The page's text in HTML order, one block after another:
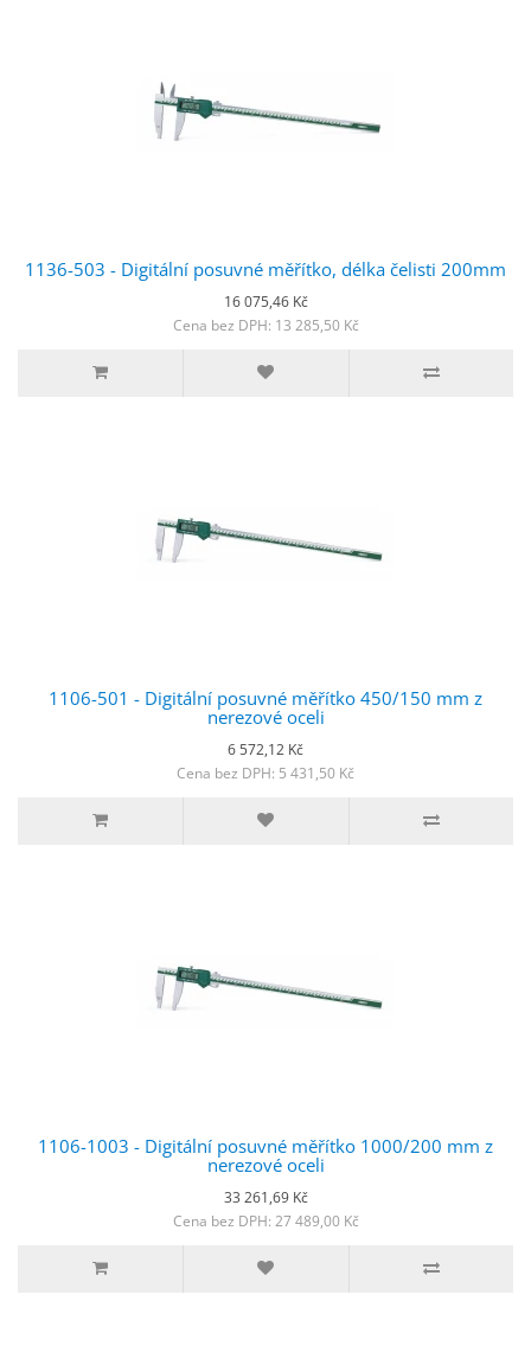
1136-503 - Digitální posuvné měřítko, délka čelisti 200mm
16 075,46 Kč
Cena bez DPH: 13 285,50 Kč
1106-501 - Digitální posuvné měřítko 450/150 mm z
nerezové oceli
6 572,12 Kč
Cena bez DPH: 5 431,50 Kč
1106-1003 - Digitální posuvné měřítko 1000/200 mm z
nerezové oceli
33 261,69 Kč
Cena bez DPH: 27 489,00 Kč